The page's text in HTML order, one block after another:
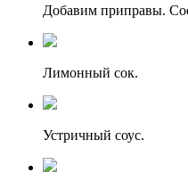
Добавим приправы.
Лимонный сок.
Устричный соус.